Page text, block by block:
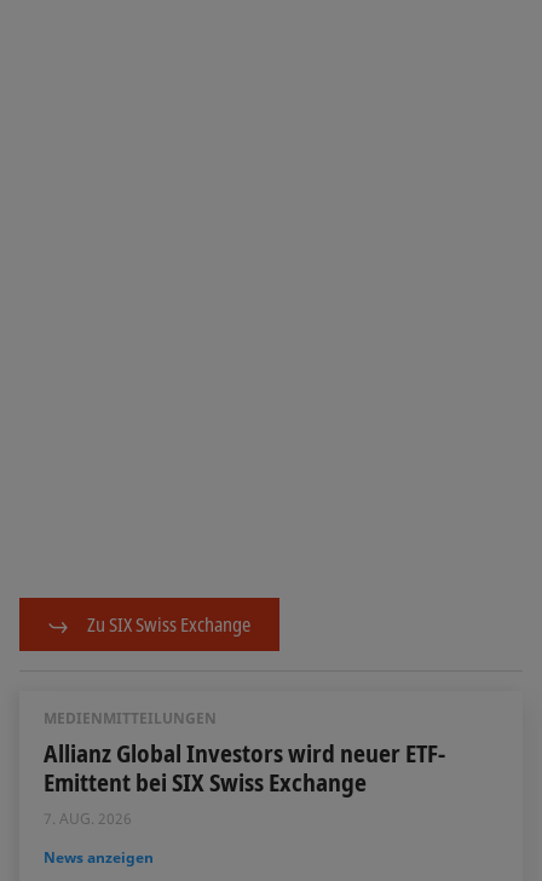
Zu SIX Swiss Exchange
MEDIENMITTEILUNGEN
Allianz Global Investors wird neuer ETF-
Emittent bei SIX Swiss Exchange
7. AUG. 2026
News anzeigen